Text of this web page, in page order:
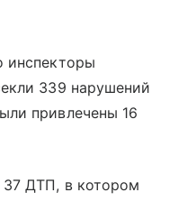
инспекторы
339 нарушений
привлечены 16
37 ДТП, в котором